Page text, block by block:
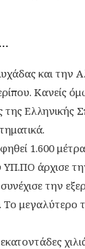
και την
Κανείς
Ελληνικής
1.600
άρχισε
την
μεγαλύτερο